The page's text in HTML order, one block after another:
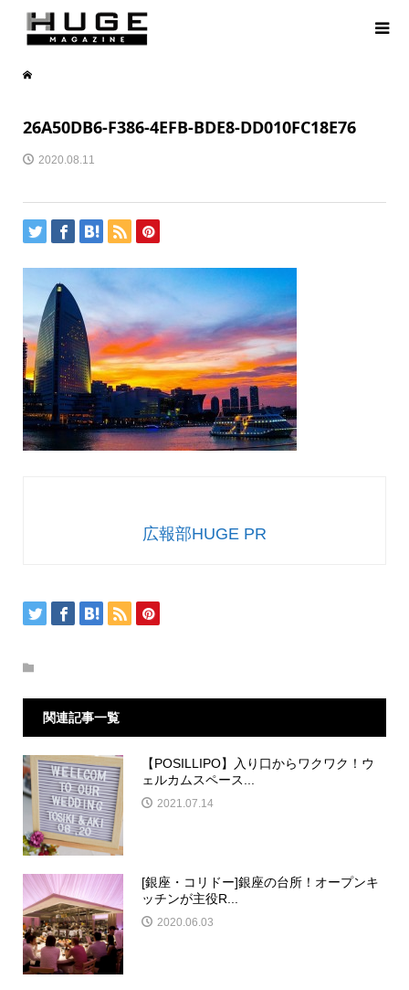
26A50DB6-F386-4EFB-BDE8-DD010FC18E76
2020.08.11
広報部HUGE PR
関連記事一覧
【POSILLIPO】入り口からワクワク！ウ
ェルカムスペース...
2021.07.14
[銀座・コリドー]銀座の台所！オープンキ
ッチンが主役R...
2020.06.03